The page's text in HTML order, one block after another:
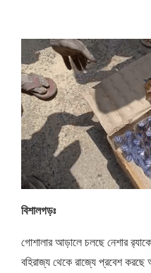
বিশালগড়ঃ
গোশালার আড়ালে চলছে নেশার
বহিরাজ্য থেকে রাজ্যে প্রবেশ করছে